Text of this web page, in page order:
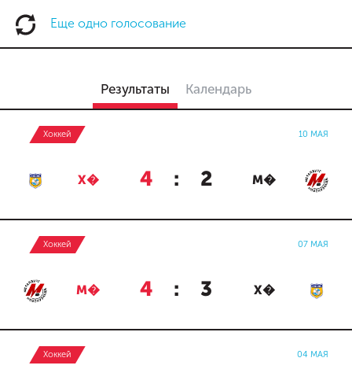
Еще одно голосование
Результаты Календарь
Хоккей 10 МАЯ
Х� 4 : 2 М�
Хоккей 07 МАЯ
М� 4 : 3 Х�
Хоккей 04 МАЯ